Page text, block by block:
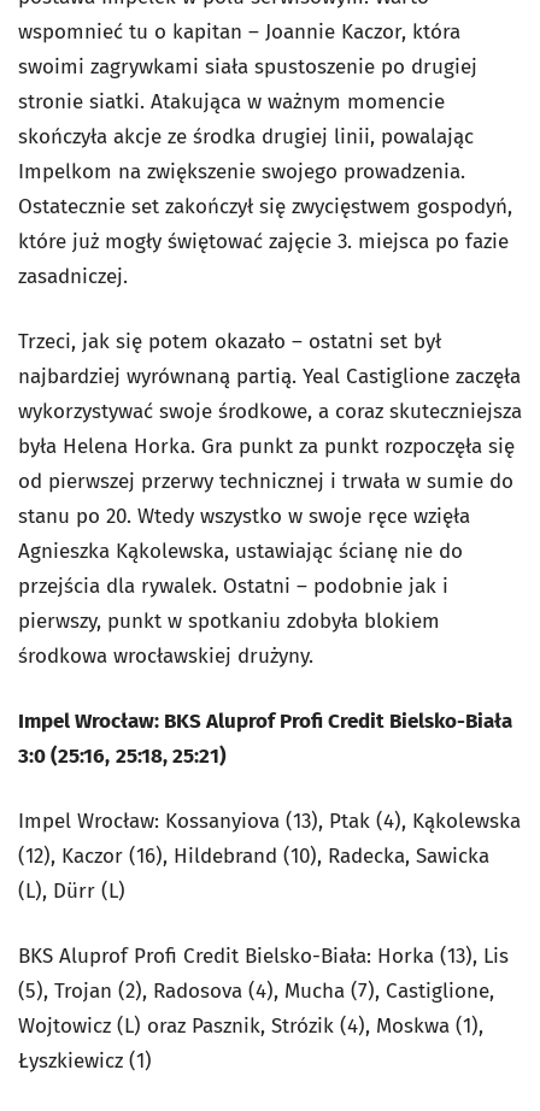
wspomnieć tu o kapitan – Joannie Kaczor, która
swoimi zagrywkami siała spustoszenie po drugiej
stronie siatki. Atakująca w ważnym momencie
skończyła akcje ze środka drugiej linii, powalając
Impelkom na zwiększenie swojego prowadzenia.
Ostatecznie set zakończył się zwycięstwem gospodyń,
które już mogły świętować zajęcie 3. miejsca po fazie
zasadniczej.
Trzeci, jak się potem okazało – ostatni set był
najbardziej wyrównaną partią. Yeal Castiglione zaczęła
wykorzystywać swoje środkowe, a coraz skuteczniejsza
była Helena Horka. Gra punkt za punkt rozpoczęła się
od pierwszej przerwy technicznej i trwała w sumie do
stanu po 20. Wtedy wszystko w swoje ręce wzięła
Agnieszka Kąkolewska, ustawiając ścianę nie do
przejścia dla rywalek. Ostatni – podobnie jak i
pierwszy, punkt w spotkaniu zdobyła blokiem
środkowa wrocławskiej drużyny.
Impel Wrocław: BKS Aluprof Profi Credit Bielsko-Biała
3:0 (25:16, 25:18, 25:21)
Impel Wrocław: Kossanyiova (13), Ptak (4), Kąkolewska
(12), Kaczor (16), Hildebrand (10), Radecka, Sawicka
(L), Dürr (L)
BKS Aluprof Profi Credit Bielsko-Biała: Horka (13), Lis
(5), Trojan (2), Radosova (4), Mucha (7), Castiglione,
Wojtowicz (L) oraz Pasznik, Strózik (4), Moskwa (1),
Łyszkiewicz (1)